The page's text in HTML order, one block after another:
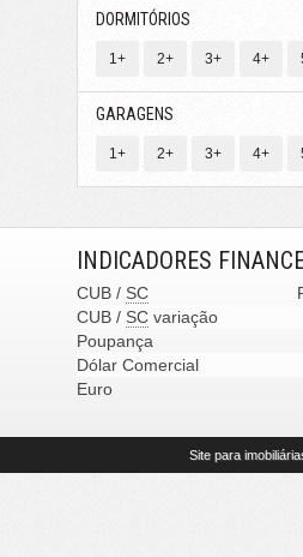
DORMITÓRIOS
1+ 2+ 3+ 4+
GARAGENS
1+ 2+ 3+ 4+
INDICADORES
CUB / SC
CUB / SCvariação
Poupança
Dólar Comercial
Euro
Site para